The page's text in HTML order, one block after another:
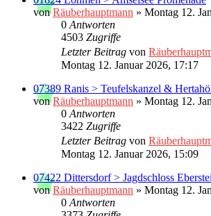
vonRäuberhauptmann » Montag 12.
0 Antworten
4503 Zugriffe
Letzter Beitrag von
Montag 12. Januar 2026, 17:17
07389 Ranis > Teufelskanzel &
vonRäuberhauptmann » Montag 12.
0 Antworten
3422 Zugriffe
Letzter Beitrag von
Montag 12. Januar 2026, 15:09
07422 Dittersdorf > Jagdschloss
vonRäuberhauptmann » Montag 12.
0 Antworten